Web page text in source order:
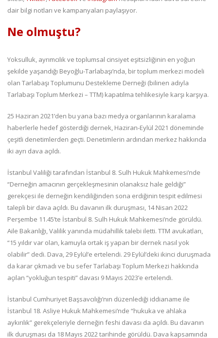
dair bilgi notları ve kampanyaları paylaşıyor.
Ne olmuştu?
Yoksulluk, ayrımcılık ve toplumsal cinsiyet eşitsizliğinin en yoğun
şekilde yaşandığı Beyoğlu-Tarlabaşı’nda, bir toplum merkezi modeli
olan Tarlabaşı Toplumunu Destekleme Derneği (bilinen adıyla
Tarlabaşı Toplum Merkezi – TTM) kapatılma tehlikesiyle karşı karşıya.
25 Haziran 2021’den bu yana bazı medya organlarının karalama
haberlerle hedef gösterdiği dernek, Haziran-Eylül 2021 döneminde
çeşitli denetimlerden geçti. Denetimlerin ardından merkez hakkında
iki ayrı dava açıldı.
İstanbul Valiliği tarafından İstanbul 8. Sulh Hukuk Mahkemesi’nde
“Derneğin amacının gerçekleşmesinin olanaksız hale geldiği”
gerekçesi ile derneğin kendiliğinden sona erdiğinin tespit edilmesi
talepli bir dava açıldı. Bu davanın ilk duruşması, 14 Nisan 2022
Perşembe 11.45’te İstanbul 8. Sulh Hukuk Mahkemesi’nde görüldü.
Aile Bakanlığı, Valilik yanında müdahillik talebi iletti. TTM avukatları,
“15 yıldır var olan, kamuyla ortak iş yapan bir dernek nasıl yok
olabilir” dedi. Dava, 29 Eylül’e ertelendi. 29 Eylül’deki ikinci duruşmada
da karar çıkmadı ve bu sefer Tarlabaşı Toplum Merkezi hakkında
açılan “yokluğun tespiti” davası 9 Mayıs 2023’e ertelendi.
İstanbul Cumhuriyet Başsavcılığı’nın düzenlediği iddianame ile
İstanbul 18. Asliye Hukuk Mahkemesi’nde “hukuka ve ahlaka
aykırılık” gerekçeleriyle derneğin feshi davası da açıldı. Bu davanın
ilk duruşması da 18 Mayıs 2022 tarihinde görüldü. Dava kapsamında